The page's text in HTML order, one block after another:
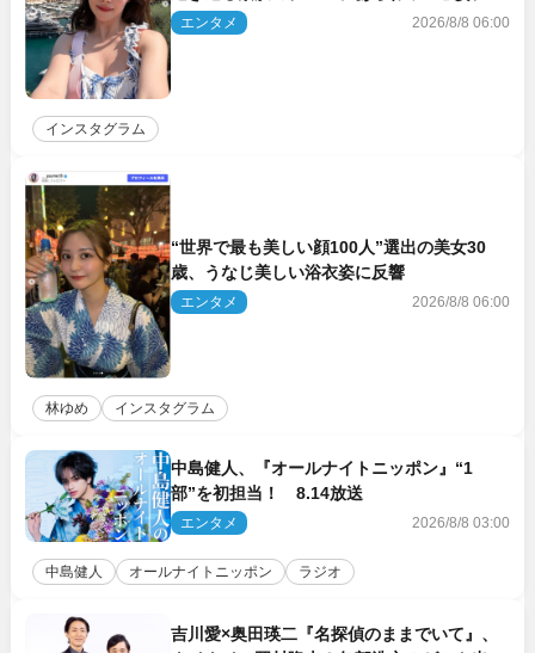
響エンタメ 2026/8/8 06:00
インスタグラム
“世界で最も美しい顔100人”選出の美女30
歳、うなじ美しい浴衣姿に反響
エンタメ 2026/8/8 06:00
林ゆめ インスタグラム
中島健人、『オールナイトニッポン』“1
部”を初担当！ 8.14放送
エンタメ 2026/8/8 03:00
中島健人 オールナイトニッポン ラジオ
吉川愛×奥田瑛二『名探偵のままでいて』、